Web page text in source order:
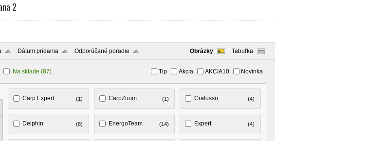
2
Dátum pridania Odporúčané poradie Obrázky Tabuľka
Na sklade (87) Tip Akcia AKCIA10 Novinka
Carp Expert (1) CarpZoom (1) Cralusso (4)
Delphin (8) EnergoTeam (14) Expert (4)